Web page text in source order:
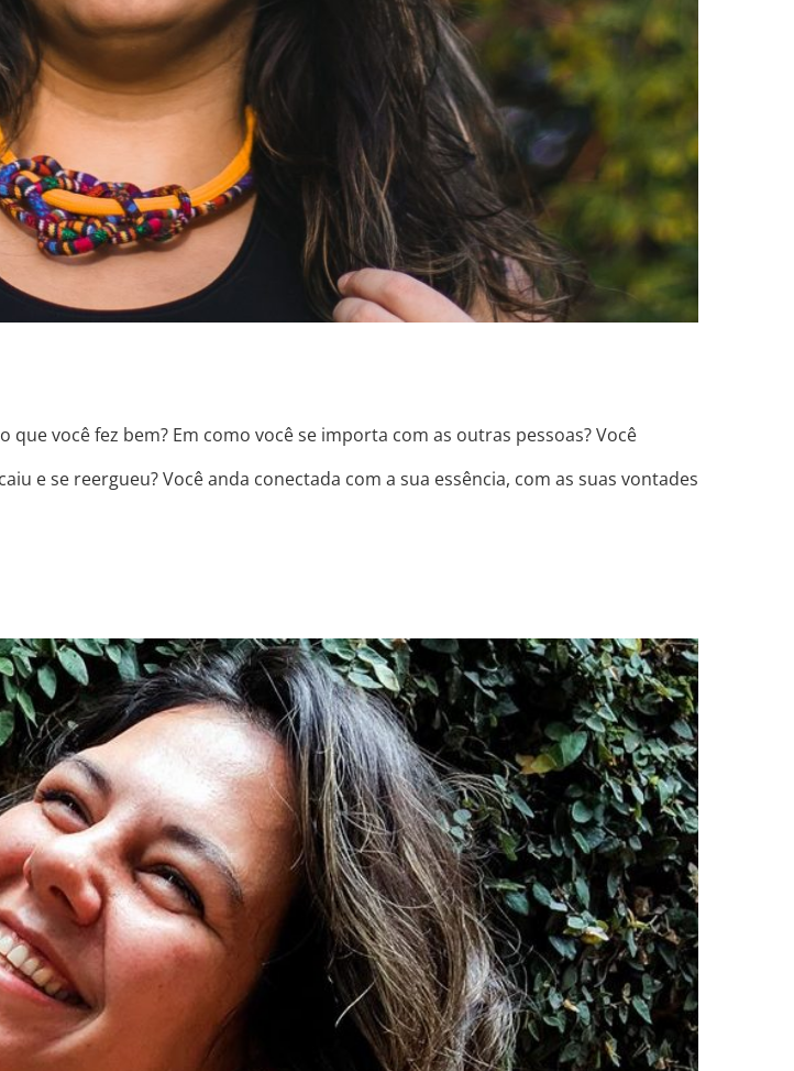
você fez bem? Em como você se importa com as outras pessoas? Você
e se reergueu? Você anda conectada com a sua essência, com as suas vontades
É INDECISA MESMO